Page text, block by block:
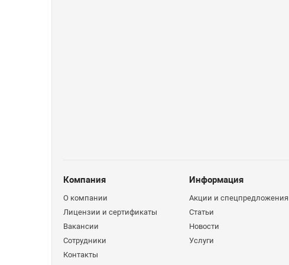
Компания
О компании
Лицензии и сертификаты
Вакансии
Сотрудники
Контакты
Информация
Акции и спецпредложения
Статьи
Новости
Услуги